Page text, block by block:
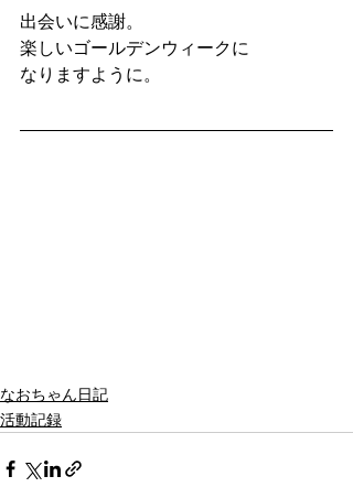
出会いに感謝。
楽しいゴールデンウィークに
なりますように。
なおちゃん日記
活動記録